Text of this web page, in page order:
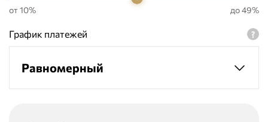
от 10% до 49%
График платежей
Равномерный